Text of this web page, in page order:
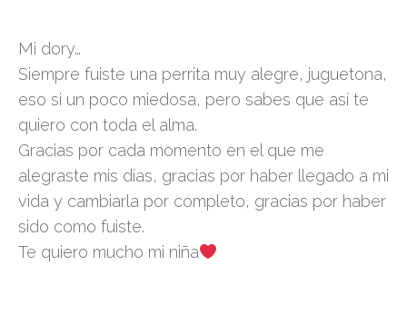
Mi dory…
Siempre fuiste una perrita muy alegre, juguetona,
eso si un poco miedosa, pero sabes que así te
quiero con toda el alma.
Gracias por cada momento en el que me
alegraste mis días, gracias por haber llegado a mi
vida y cambiarla por completo, gracias por haber
sido como fuiste.
Te quiero mucho mi niña